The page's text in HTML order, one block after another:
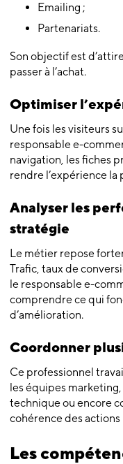
Emailing ;
Partenariats.
Son objectif est
passer à l’achat.
Optimiser
Une fois les visiteurs
responsable e-
navigation, les fiches
rendre l’expérience la
Analyser les
stratégie
Le métier repose
Trafic, taux de
le responsable e-
comprendre ce qui
d’amélioration.
Coordonner
Ce professionnel
les équipes
technique ou encore
cohérence des actions
Les